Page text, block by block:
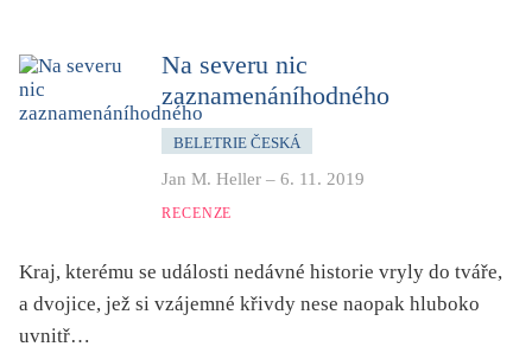
Na severu nic
zaznamenáníhodného
BELETRIE ČESKÁ
Jan M. Heller – 6. 11. 2019
RECENZE
Kraj, kterému se události nedávné historie vryly do tváře,
a dvojice, jež si vzájemné křivdy nese naopak hluboko
uvnitř…